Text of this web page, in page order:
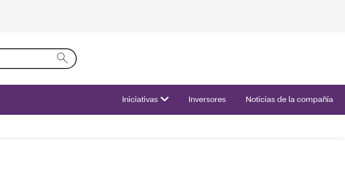
texto en el campo activará una lista de opciones.
Iniciativas Inversores Noticias de la compañía